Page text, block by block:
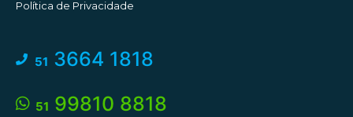
Política de Privacidade
51 3664 1818
51 99810 8818